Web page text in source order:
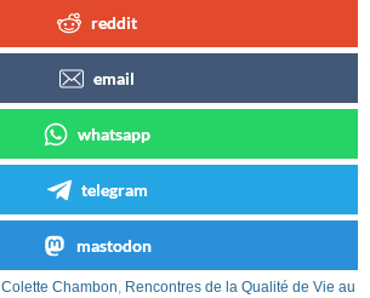
reddit
email
whatsapp
telegram
mastodon
Colette Chambon, Rencontres de la Qualité de Vie au